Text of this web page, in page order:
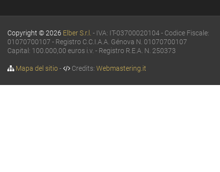
Copyright © 2026 Elber S.r.l.
- IVA: IT-03700020104 - Codice Fiscale:
01070700107 - Registro C.C.I.A.A. Génova N. 01070700107
Capital: 100.000,00 euros i.v. - Registro R.E.A. N. 250373
Mapa del sitio- Credits: Webmastering.it